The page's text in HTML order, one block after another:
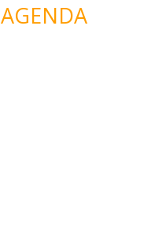
AGENDA